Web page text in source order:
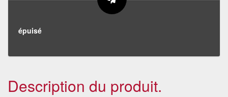
épuisé
Description du produit.